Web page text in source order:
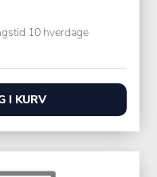
10 hverdage
I KURV